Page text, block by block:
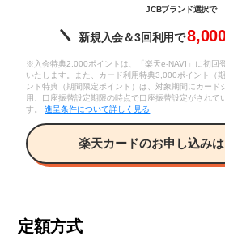
JCBブランド選択で
新規入会＆3回利用で
※入会特典2,000ポイントは、「楽天e-NAVI」に初回
いたします。また、カード利用特典3,000ポイント（
ンド特典（期間限定ポイント）は、対象期間にカード
用、口座振替設定期限の時点で口座振替設定がされて
す。進呈条件について詳しく見る
楽天カードのお申し込み
定額方式